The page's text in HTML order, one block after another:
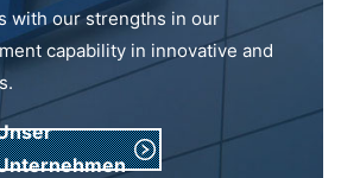
with our strengths in our
capability in innovative and